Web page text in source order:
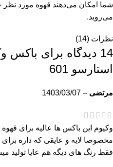
شما امکان می‌دهند قهوه مورد نظر
می‌روید.
نظرات (14)
14 دیدگاه برای
باکس‌
استارسو 601
مرتضی –
1403/03/07
وکیوم این باکس ها عالیه برای قهوه
مخصوصا لایه و عایقی که داره
فقط رنگ های دیگه هم عایا تولید